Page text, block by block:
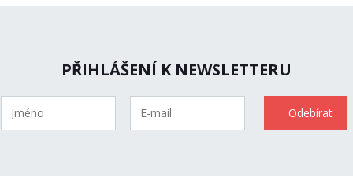
PŘIHLÁŠENÍ K NEWSLETTERU